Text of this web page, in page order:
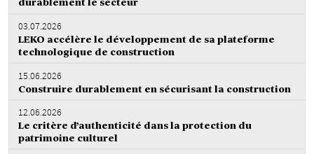
durablement le secteur
03.07.2026
LEKO accélère le développement de sa plateforme
technologique de construction
15.06.2026
Construire durablement en sécurisant la construction
12.06.2026
Le critère d’authenticité dans la protection du
patrimoine culturel